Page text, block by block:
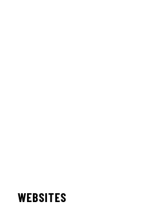
WEBSITES